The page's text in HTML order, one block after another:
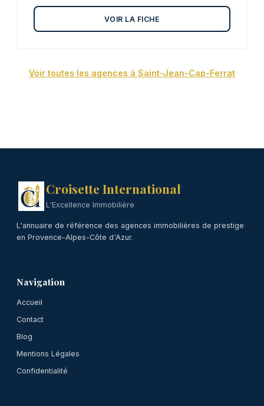
VOIR LA FICHE
Voir toutes les agences à Saint-Jean-Cap-Ferrat
Croisette International
L'Excellence Immobilière
L'annuaire de référence des agences immobilières de prestige
en Provence-Alpes-Côte d'Azur.
Navigation
Accueil
Contact
Blog
Mentions Légales
Confidentialité